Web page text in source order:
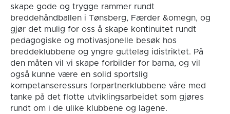
skape gode og trygge rammer rundt
breddehåndballen i Tønsberg, Færder &omegn, og
gjør det mulig for oss å skape kontinuitet rundt
pedagogiske og motivasjonelle besøk hos
breddeklubbene og yngre guttelag idistriktet. På
den måten vil vi skape forbilder for barna, og vil
også kunne være en solid sportslig
kompetanseressurs forpartnerklubbene våre med
tanke på det flotte utviklingsarbeidet som gjøres
rundt om i de ulike klubbene og lagene.